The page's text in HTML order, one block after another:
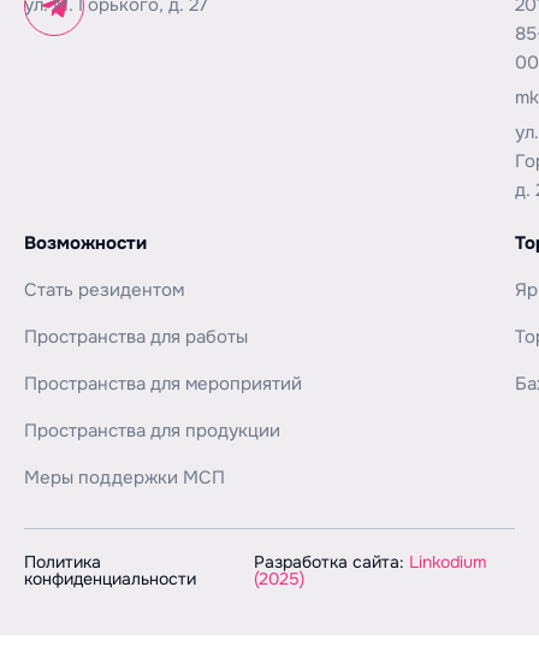
ул. М. Горького, д. 27
00
д.
Возможности
Стать резидентом
Пространства для работы
Пространства для мероприятий
Пространства для продукции
Меры поддержки МСП
Политика
конфиденциальности
Разработка сайта: Linkodium
(2025)